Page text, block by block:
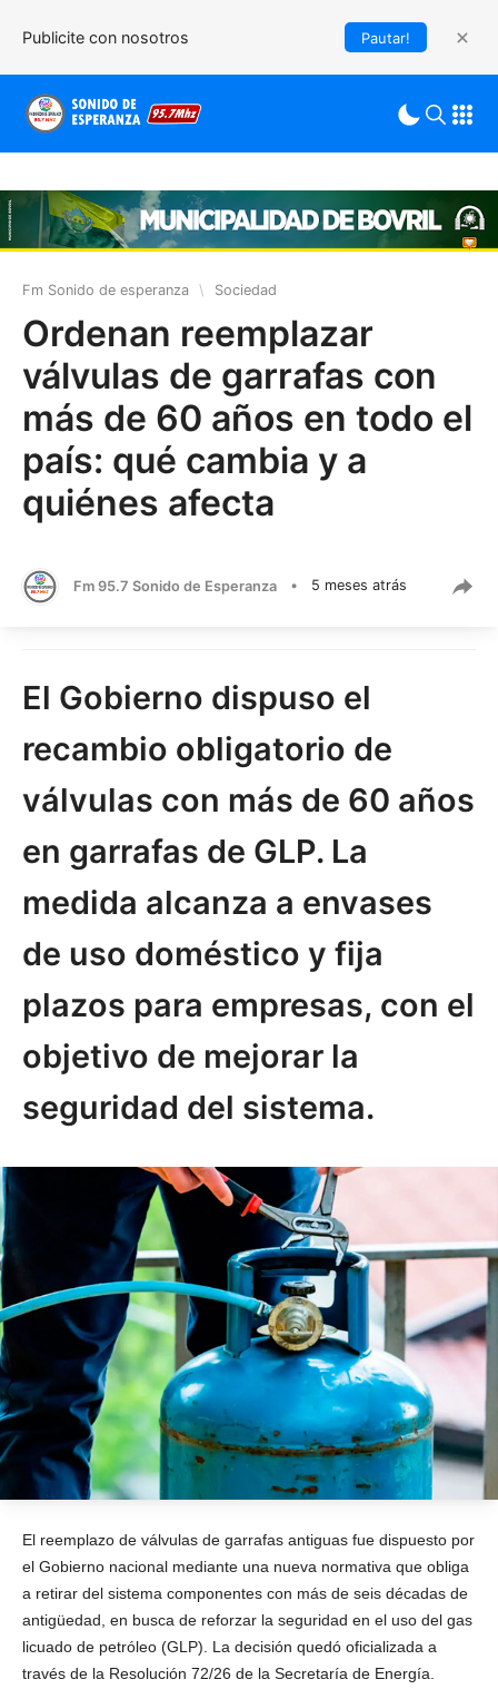
Publicite con nosotros Pautar!
Fm Sonido de esperanza \ Sociedad
Ordenan reemplazar
válvulas de garrafas con
más de 60 años en todo el
país: qué cambia y a
quiénes afecta
Fm 95.7 Sonido de Esperanza • 5 meses atrás
El Gobierno dispuso el
recambio obligatorio de
válvulas con más de 60 años
en garrafas de GLP. La
medida alcanza a envases
de uso doméstico y fija
plazos para empresas, con el
objetivo de mejorar la
seguridad del sistema.
El reemplazo de válvulas de garrafas antiguas fue dispuesto por
el Gobierno nacional mediante una nueva normativa que obliga
a retirar del sistema componentes con más de seis décadas de
antigüedad, en busca de reforzar la seguridad en el uso del gas
licuado de petróleo (GLP). La decisión quedó oficializada a
través de la Resolución 72/26 de la Secretaría de Energía.